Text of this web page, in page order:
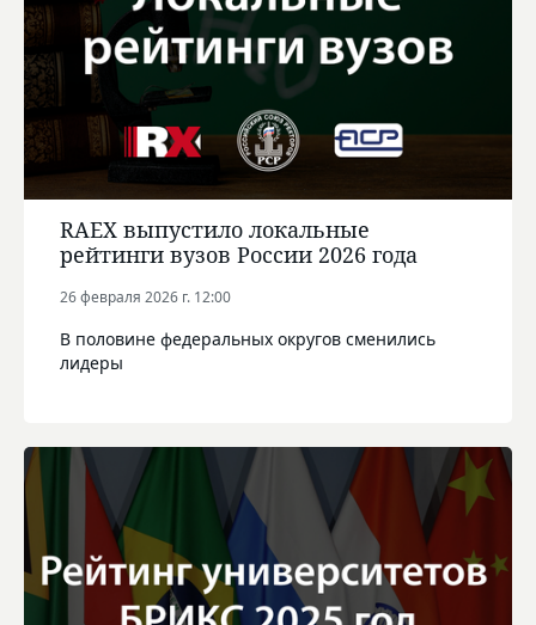
RAEX выпустило локальные
рейтинги вузов России 2026 года
26 февраля 2026 г. 12:00
В половине федеральных округов сменились
лидеры